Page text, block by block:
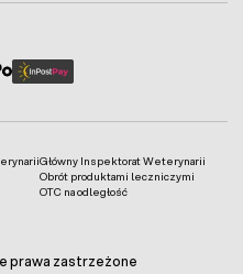
Główny Inspektorat Weterynarii
Obrót produktami leczniczymi
OTC na odległość
prawa zastrzeżone